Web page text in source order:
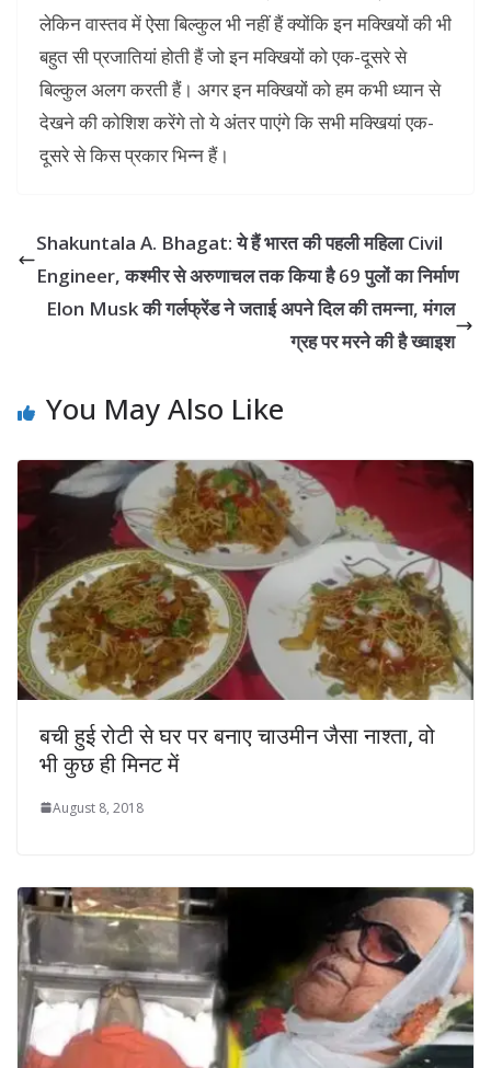
लेकिन वास्तव में ऐसा बिल्कुल भी नहीं हैं क्योंकि इन मक्खियों की भी
बहुत सी प्रजातियां होती हैं जो इन मक्खियों को एक-दूसरे से
बिल्कुल अलग करती हैं। अगर इन मक्खियों को हम कभी ध्यान से
देखने की कोशिश करेंगे तो ये अंतर पाएंगे कि सभी मक्खियां एक-
दूसरे से किस प्रकार भिन्न हैं।
Shakuntala A. Bhagat: ये हैं भारत की पहली महिला Civil
Engineer, कश्मीर से अरुणाचल तक किया है 69 पुलों का निर्माण
Elon Musk की गर्लफ्रेंड ने जताई अपने दिल की तमन्‍ना, मंगल
ग्रह पर मरने की है ख्वाइश
You May Also Like
बची हुई रोटी से घर पर बनाए चाउमीन जैसा नाश्ता, वो
भी कुछ ही मिनट में
August 8, 2018